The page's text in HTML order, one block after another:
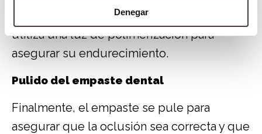
Denegar
endurece. En el caso de composites, se
utiliza una luz de polimerización para
asegurar su endurecimiento.
Pulido del empaste dental
Finalmente, el empaste se pule para
asegurar que la oclusión sea correcta y que